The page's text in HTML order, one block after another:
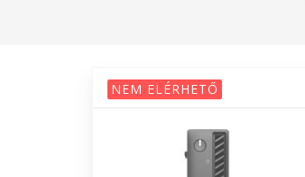
NEM ELÉRHETŐ